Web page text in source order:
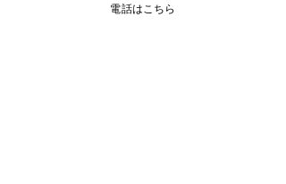
▶ 産後うつ外来のご案内
電話はこちら